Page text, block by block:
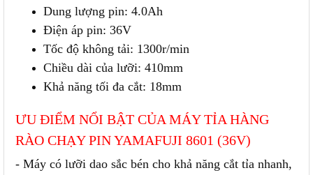
Dung lượng pin: 4.0Ah
Điện áp pin: 36V
Tốc độ không tải: 1300r/min
Chiều dài của lưỡi: 410mm
Khả năng tối đa cắt: 18mm
ƯU ĐIỂM NỔI BẬT CỦA MÁY TỈA HÀNG
RÀO CHẠY PIN YAMAFUJI 8601 (36V)
- Máy có lưỡi dao sắc bén cho khả năng cắt tỉa nhanh,